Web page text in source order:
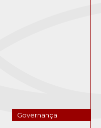
Governança